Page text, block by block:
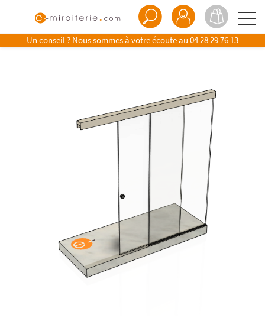
Un conseil ? Nous sommes à votre écoute au 04 28 29 76 13